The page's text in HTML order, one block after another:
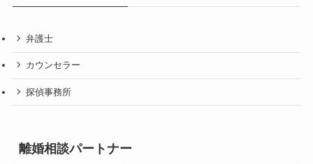
弁護士
カウンセラー
探偵事務所
離婚相談パートナー